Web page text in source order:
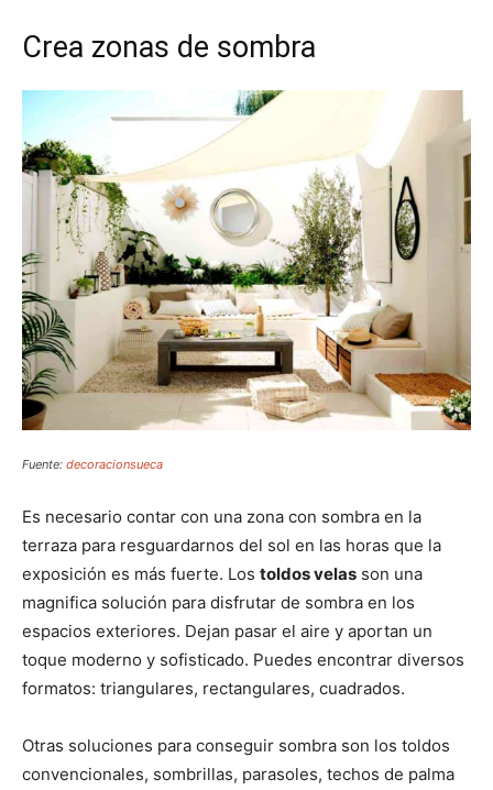
Crea zonas de sombra
Fuente: decoracionsueca
Es necesario contar con una zona con sombra en la
terraza para resguardarnos del sol en las horas que la
exposición es más fuerte. Los toldos velas son una
magnifica solución para disfrutar de sombra en los
espacios exteriores. Dejan pasar el aire y aportan un
toque moderno y sofisticado. Puedes encontrar diversos
formatos: triangulares, rectangulares, cuadrados.
Otras soluciones para conseguir sombra son los toldos
convencionales, sombrillas, parasoles, techos de palma